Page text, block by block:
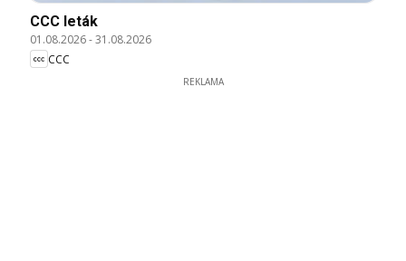
CCC leták
01.08.2026-31.08.2026
CCC
REKLAMA